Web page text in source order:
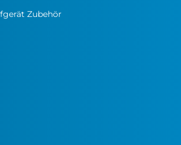
Zubehör